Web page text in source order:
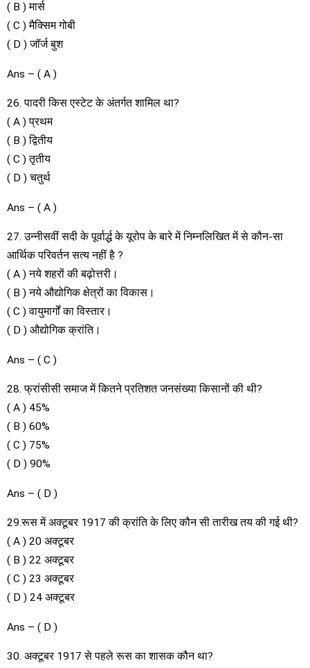
( B ) मार्स
( C ) मैक्सिम गोबी
( D ) जॉर्ज बुश
Ans – ( A )
26. पादरी किस एस्टेट के अंतर्गत शामिल था?
( A ) प्रथम
( B ) द्वितीय
( C ) तृतीय
( D ) चतुर्थ
Ans – ( A )
27. उन्नीसवीं सदी के पूर्वार्द्ध के यूरोप के बारे में निम्नलिखित में से कौन-सा
आर्थिक परिवर्तन सत्य नहीं है ?
( A ) नये शहरों की बढ़ोत्तरी।
( B ) नये औद्योगिक क्षेत्रों का विकास।
( C ) वायुमार्गों का विस्तार।
( D ) औद्योगिक क्रांति।
Ans – ( C )
28. फ्रांसीसी समाज में कितने प्रतिशत जनसंख्या किसानों की थी?
( A ) 45%
( B ) 60%
( C ) 75%
( D ) 90%
Ans – ( D )
29.रूस में अक्टूबर 1917 की क्रांति के लिए कौन सी तारीख तय की गई थी?
( A ) 20 अक्टूबर
( B ) 22 अक्टूबर
( C ) 23 अक्टूबर
( D ) 24 अक्टूबर
Ans – ( D )
30. अक्टूबर 1917 से पहले रूस का शासक कौन था?